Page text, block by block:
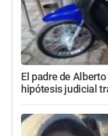
El padre de
hipótesis judicial